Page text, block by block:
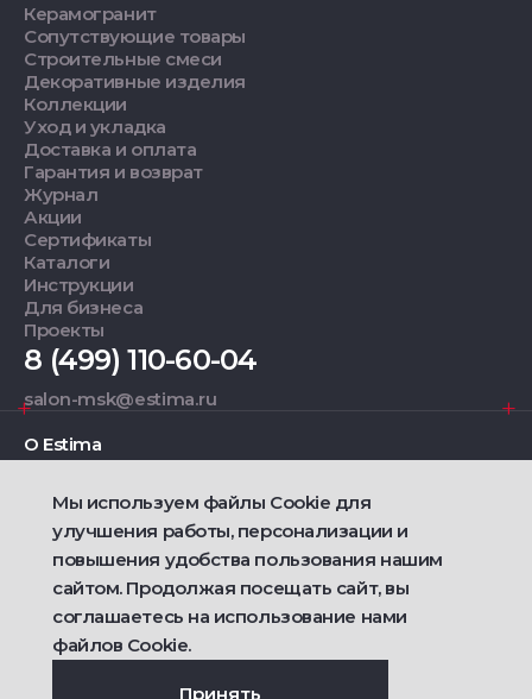
Керамогранит
Сопутствующие товары
Строительные смеси
Декоративные изделия
Коллекции
Уход и укладка
Доставка и оплата
Гарантия и возврат
Журнал
Акции
Сертификаты
Каталоги
Инструкции
Для бизнеса
Проекты
8 (499) 110-60-04
salon-msk@estima.ru
О Estima
Дизайнерам
Фирменные салоны
2021 — 2026 © Estima
Политика конфиденциальности
Договор публичной оферты о продаже товаров
Ametist IT
Мы используем файлы Cookie для
улучшения работы, персонализации и
повышения удобства пользования нашим
сайтом. Продолжая посещать сайт, вы
соглашаетесь на использование нами
файлов Cookie.
Принять